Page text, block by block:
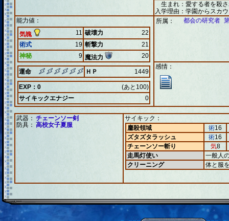
生まれ：愛する者を殺
入学理由：学園からスカ
能力値：
気魄
11 破壊力
22
術式
19 斬撃力
21
神秘
9 魔法力 20
運命 ＨＰ 1449
EXP：0
(あと100)
サイキックエナジー
0
所属： 都会の研究者
感情：
武器： チェーンソー剣
防具： 高校女子夏服
サイキック：
鏖殺領域
術16
ズタズタラッシュ
術16
チェーンソー斬り
気8
走馬灯使い
一般人
クリーニング
体と服